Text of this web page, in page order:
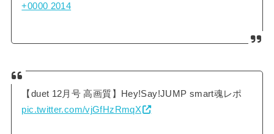
+0000 2014
【duet 12月号 高画質】Hey!Say!JUMP smart魂レポ
pic.twitter.com/vjGfHzRmqX